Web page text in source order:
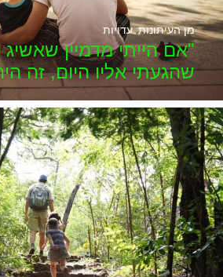
"אם הייתי מדמיין
שהגעתי אליו היום, זה
מן העיתונות,עדויות